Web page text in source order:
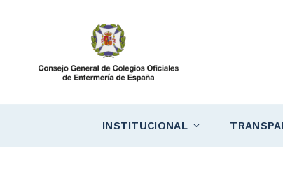
INSTITUCIONAL